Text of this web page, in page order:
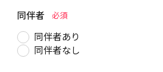
同伴者 必須
同伴者あり
同伴者なし